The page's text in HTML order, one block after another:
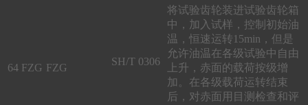
64 FZG FZG
SH/T 0306
将试验齿轮装进试验齿轮箱
中，加入试样，控制初始油
温，恒速运转15min，但是
允许油温在各级试验中自由
上升，赤面的载荷按级增
加。在各级载荷运转结束
后，对赤面用目测检查和评